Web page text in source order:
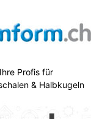
Profis für
& Halbkugeln